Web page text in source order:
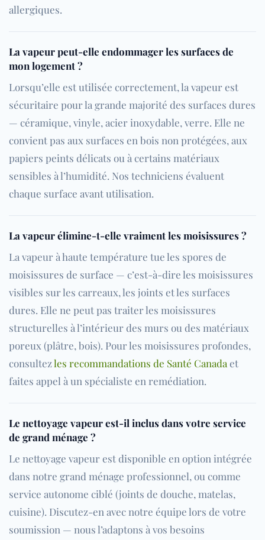
allergiques.
La vapeur peut-elle endommager les surfaces de
mon logement ?
Lorsqu’elle est utilisée correctement, la vapeur est
sécuritaire pour la grande majorité des surfaces dures
— céramique, vinyle, acier inoxydable, verre. Elle ne
convient pas aux surfaces en bois non protégées, aux
papiers peints délicats ou à certains matériaux
sensibles à l’humidité. Nos techniciens évaluent
chaque surface avant utilisation.
La vapeur élimine-t-elle vraiment les moisissures ?
La vapeur à haute température tue les spores de
moisissures de surface — c’est-à-dire les moisissures
visibles sur les carreaux, les joints et les surfaces
dures. Elle ne peut pas traiter les moisissures
structurelles à l’intérieur des murs ou des matériaux
poreux (plâtre, bois). Pour les moisissures profondes,
consultezles recommandations de Santé Canada et
faites appel à un spécialiste en remédiation.
Le nettoyage vapeur est-il inclus dans votre service
de grand ménage ?
Le nettoyage vapeur est disponible en option intégrée
dans notre grand ménage professionnel, ou comme
service autonome ciblé (joints de douche, matelas,
cuisine). Discutez-en avec notre équipe lors de votre
soumission — nous l’adaptons à vos besoins